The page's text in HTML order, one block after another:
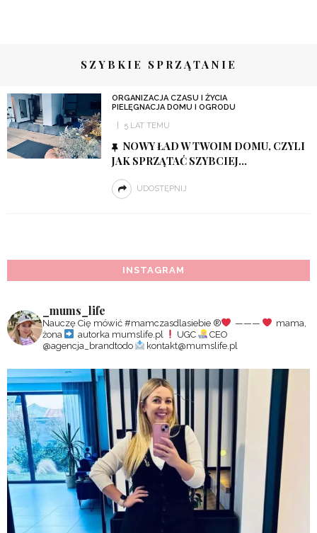
SZYBKIE SPRZĄTANIE
ORGANIZACJA CZASU I ŻYCIA
PIELĘGNACJA DOMU I OGRODU
5 LAT TEMU
NOWY ŁAD W TWOIM DOMU, CZYLI
JAK SPRZĄTAĆ SZYBCIEJ…
UDOSTĘPNIJ
INSTAGRAM
_mums_life
Nauczę Cię mówić #mamczasdlasiebie ®️ ———
mama,
żona
autorka mumslife.pl UGC
CEO
@agencja_brandtodo
kontakt@mumslife.pl